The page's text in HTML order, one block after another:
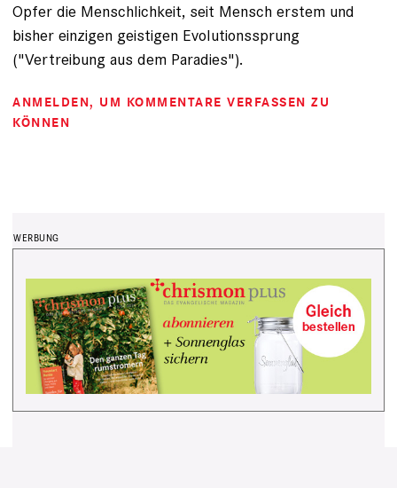
Opfer die Menschlichkeit, seit Mensch erstem und
bisher einzigen geistigen Evolutionssprung
("Vertreibung aus dem Paradies").
ANMELDEN, UM KOMMENTARE VERFASSEN ZU
KÖNNEN